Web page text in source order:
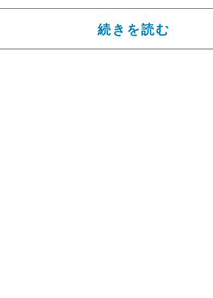
ナミグループ杯 挑戦者決定T 藤井聡
続きを読む